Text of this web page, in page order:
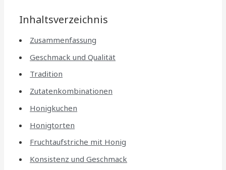
Inhaltsverzeichnis
Zusammenfassung
Geschmack und Qualität
Tradition
Zutatenkombinationen
Honigkuchen
Honigtorten
Fruchtaufstriche mit Honig
Konsistenz und Geschmack